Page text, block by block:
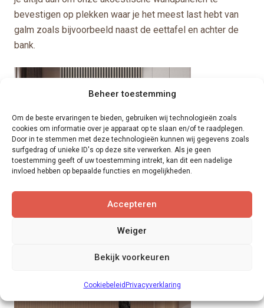
Beheer toestemming
Om de beste ervaringen te bieden, gebruiken wij technologieën zoals
cookies om informatie over je apparaat op te slaan en/of te raadplegen.
Door in te stemmen met deze technologieën kunnen wij gegevens zoals
surfgedrag of unieke ID's op deze site verwerken. Als je geen
toestemming geeft of uw toestemming intrekt, kan dit een nadelige
invloed hebben op bepaalde functies en mogelijkheden.
Accepteren
Weiger
Bekijk voorkeuren
CookiebeleidPrivacyverklaring
bevestigen op plekken waar je het meest last hebt van
galm zoals bijvoorbeeld naast de eettafel en achter de
bank.